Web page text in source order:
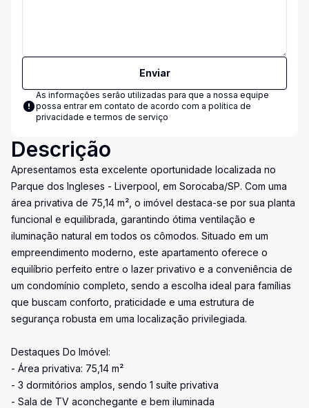
Enviar
As informações serão utilizadas para que a nossa equipe
possa entrar em contato de acordo com a política de
privacidade e termos de serviço
Descrição
Apresentamos esta excelente oportunidade localizada no
Parque dos Ingleses - Liverpool, em Sorocaba/SP. Com uma
área privativa de 75,14 m², o imóvel destaca-se por sua planta
funcional e equilibrada, garantindo ótima ventilação e
iluminação natural em todos os cômodos. Situado em um
empreendimento moderno, este apartamento oferece o
equilíbrio perfeito entre o lazer privativo e a conveniência de
um condomínio completo, sendo a escolha ideal para famílias
que buscam conforto, praticidade e uma estrutura de
segurança robusta em uma localização privilegiada.
Destaques Do Imóvel:
- Área privativa: 75,14 m²
- 3 dormitórios amplos, sendo 1 suíte privativa
- Sala de TV aconchegante e bem iluminada